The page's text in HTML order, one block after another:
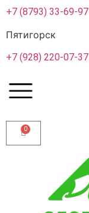
+7 (8793) 33-69-97
Пятигорск
+7 (928) 220-07-37
0